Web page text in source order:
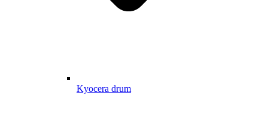
Kyocera drum